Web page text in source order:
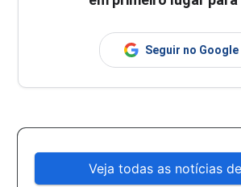
Seguir no Google
Veja todas as notícias